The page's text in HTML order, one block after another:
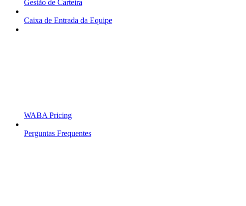
Gestão de Carteira
Caixa de Entrada da Equipe
WABA Pricing
Perguntas Frequentes